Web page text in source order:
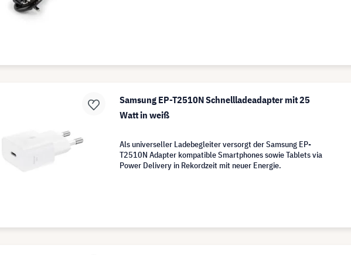
Samsung EP-T2510N Schnellladeadapter mit 25
Watt in weiß
Als universeller Ladebegleiter versorgt der Samsung EP-
T2510N Adapter kompatible Smartphones sowie Tablets via
Power Delivery in Rekordzeit mit neuer Energie.